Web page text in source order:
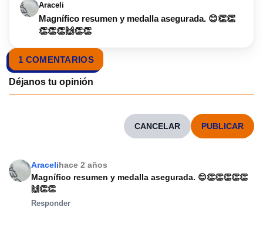
Araceli
Magnífico resumen y medalla asegurada. 😊👏👏
👏👏👏🙌👏👏
1 COMENTARIOS
CANCELAR
Aracelihace 2 años
Magnífico resumen y medalla asegurada. 😊👏👏👏👏👏
🙌👏👏
Responder